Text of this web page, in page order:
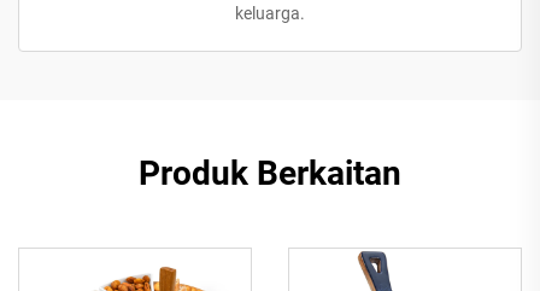
keluarga.
Produk Berkaitan